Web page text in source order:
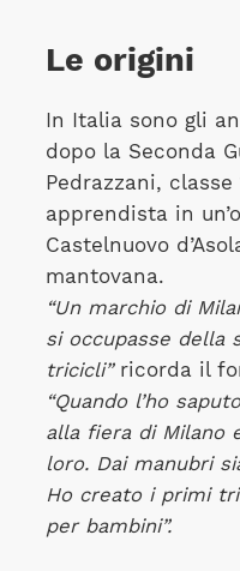
Le origini
In Italia sono gli
dopo la Seconda
Pedrazzani, classe
apprendista in
Castelnuovo
mantovana.
“Un marchio di
si occupasse della
tricicli”ricorda il
“Quando l’ho
alla fiera di Milano
loro. Dai manubri
Ho creato i primi
per bambini”.